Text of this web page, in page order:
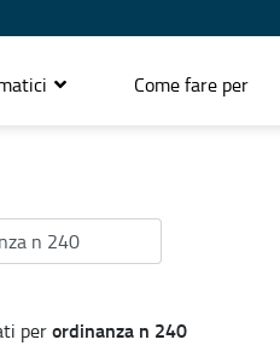
Come fare per
perordinanza n 240